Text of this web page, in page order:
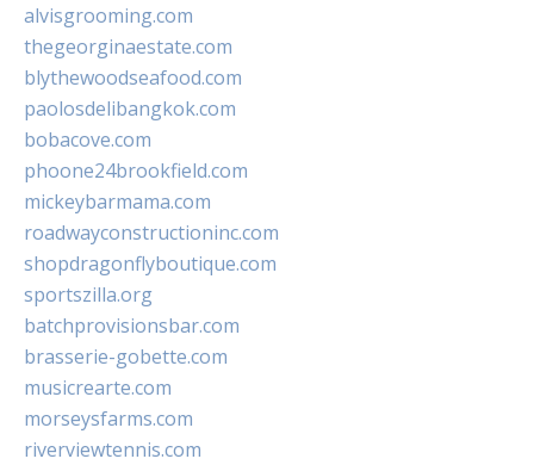
alvisgrooming.com
thegeorginaestate.com
blythewoodseafood.com
paolosdelibangkok.com
bobacove.com
phoone24brookfield.com
mickeybarmama.com
roadwayconstructioninc.com
shopdragonflyboutique.com
sportszilla.org
batchprovisionsbar.com
brasserie-gobette.com
musicrearte.com
morseysfarms.com
riverviewtennis.com